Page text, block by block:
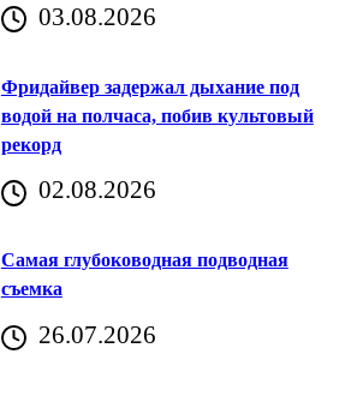
03.08.2026
Фридайвер задержал дыхание под
водой на полчаса, побив культовый
рекорд
02.08.2026
Самая глубоководная подводная
съемка
26.07.2026